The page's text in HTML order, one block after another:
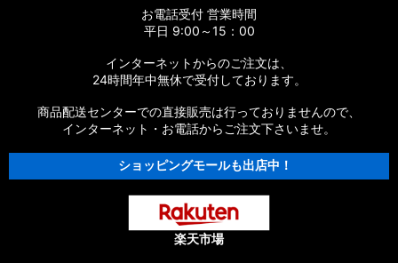
お電話受付 営業時間
平日 9:00～15：00
インターネットからのご注文は、
24時間年中無休で受付しております。
商品配送センターでの直接販売は行っておりませんので、
インターネット・お電話からご注文下さいませ。
ショッピングモールも出店中！
楽天市場